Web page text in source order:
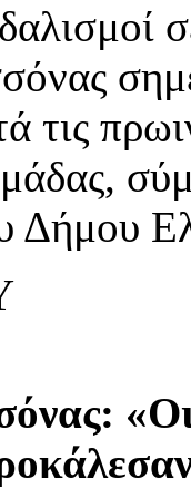
τις
Δήμου